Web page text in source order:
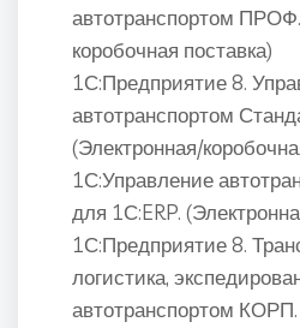
автотранспортом
коробочная поставка)
1С:Предприятие 8.
автотранспортом
(Электронная/
1С:Управление
для 1С:ERP.
1С:Предприятие 8.
логистика,
автотранспортом